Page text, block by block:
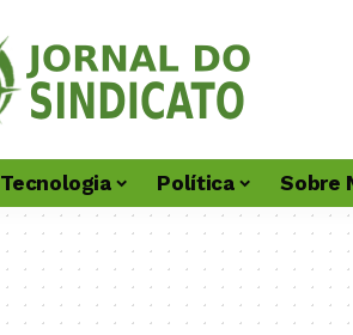
Tecnologia Política Sobre